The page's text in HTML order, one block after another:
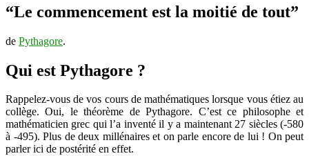
de
tout
“Le commencement est la moitié de tout”
de Pythagore.
Qui est Pythagore ?
Rappelez-vous de vos cours de mathématiques lorsque vous étiez au
collège. Oui, le théorème de Pythagore. C’est ce philosophe et
mathématicien grec qui l’a inventé il y a maintenant 27 siècles (-580
à -495). Plus de deux millénaires et on parle encore de lui ! On peut
parler ici de postérité en effet.